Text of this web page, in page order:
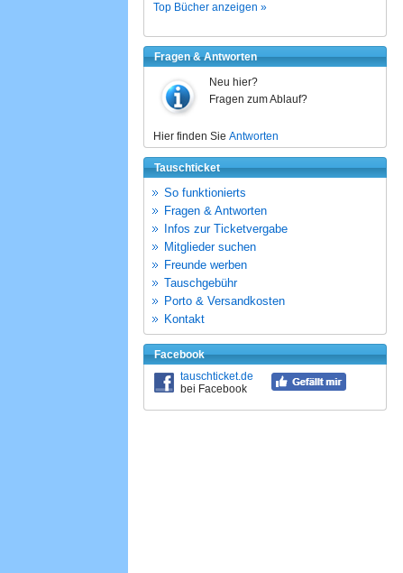
Top Bücher anzeigen »
Fragen & Antworten
Neu hier?
Fragen zum Ablauf?
Hier finden Sie Antworten
Tauschticket
So funktionierts
Fragen & Antworten
Infos zur Ticketvergabe
Mitglieder suchen
Freunde werben
Tauschgebühr
Porto & Versandkosten
Kontakt
Facebook
tauschticket.de
bei Facebook